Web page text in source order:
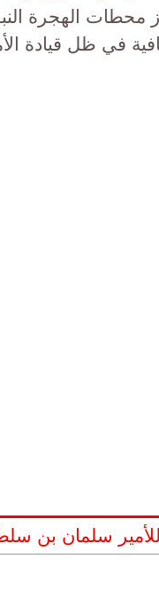
محطات الهجرة
في ظل قيادة
للأمير سلمان بن